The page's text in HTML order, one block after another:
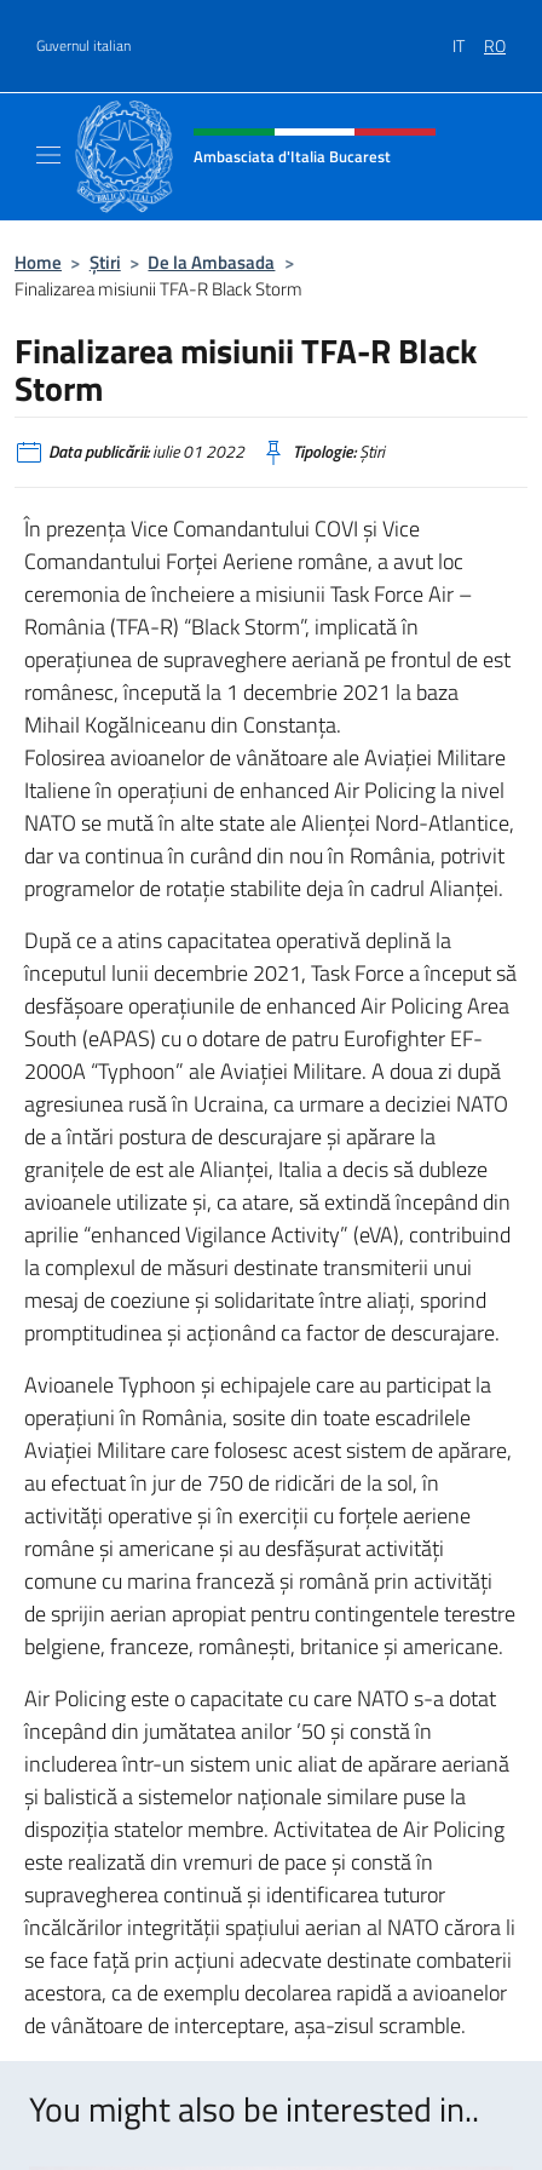
Guvernul italian IT RO
Header, social and menu of site
Ambasciata d'Italia Bucarest
Home > Știri > De la Ambasada >
Finalizarea misiunii TFA-R Black Storm
Finalizarea misiunii TFA-R Black
Storm
Data publicării:iulie 01 2022 Tipologie:Știri
În prezenţa Vice Comandantului COVI şi Vice
Comandantului Forţei Aeriene române, a avut loc
ceremonia de încheiere a misiunii Task Force Air –
România (TFA-R) “Black Storm”, implicată în
operaţiunea de supraveghere aeriană pe frontul de est
românesc, începută la 1 decembrie 2021 la baza
Mihail Kogălniceanu din Constanţa.
Folosirea avioanelor de vânătoare ale Aviaţiei Militare
Italiene în operaţiuni de enhanced Air Policing la nivel
NATO se mută în alte state ale Alienţei Nord-Atlantice,
dar va continua în curând din nou în România, potrivit
programelor de rotaţie stabilite deja în cadrul Alianţei.
După ce a atins capacitatea operativă deplină la
începutul lunii decembrie 2021, Task Force a început să
desfăşoare operaţiunile de enhanced Air Policing Area
South (eAPAS) cu o dotare de patru Eurofighter EF-
2000A “Typhoon” ale Aviaţiei Militare. A doua zi după
agresiunea rusă în Ucraina, ca urmare a deciziei NATO
de a întări postura de descurajare şi apărare la
graniţele de est ale Alianţei, Italia a decis să dubleze
avioanele utilizate şi, ca atare, să extindă începând din
aprilie “enhanced Vigilance Activity” (eVA), contribuind
la complexul de măsuri destinate transmiterii unui
mesaj de coeziune şi solidaritate între aliaţi, sporind
promptitudinea şi acţionând ca factor de descurajare.
Avioanele Typhoon şi echipajele care au participat la
operaţiuni în România, sosite din toate escadrilele
Aviaţiei Militare care folosesc acest sistem de apărare,
au efectuat în jur de 750 de ridicări de la sol, în
activităţi operative şi în exerciţii cu forţele aeriene
române şi americane şi au desfăşurat activităţi
comune cu marina franceză şi română prin activităţi
de sprijin aerian apropiat pentru contingentele terestre
belgiene, franceze, româneşti, britanice şi americane.
Air Policing este o capacitate cu care NATO s-a dotat
începând din jumătatea anilor ’50 şi constă în
includerea într-un sistem unic aliat de apărare aeriană
şi balistică a sistemelor naţionale similare puse la
dispoziţia statelor membre. Activitatea de Air Policing
este realizată din vremuri de pace şi constă în
supravegherea continuă şi identificarea tuturor
încălcărilor integrităţii spaţiului aerian al NATO cărora li
se face faţă prin acţiuni adecvate destinate combaterii
acestora, ca de exemplu decolarea rapidă a avioanelor
de vânătoare de interceptare, aşa-zisul scramble.
You might also be interested in..